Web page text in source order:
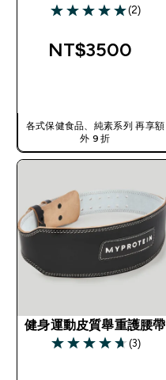
5 out of 5 stars
(2)
NT$3500‎
各式保健食品、純素系列 再享額
外 9 折
健身運動皮質舉重護腰帶
4.67 out of 5 stars
(3)